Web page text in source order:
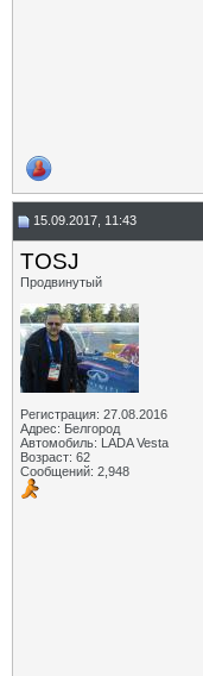
15.09.2017, 11:43
TOSJ
Продвинутый
Регистрация: 27.08.2016
Адрес: Белгород
Автомобиль: LADA Vesta
Возраст: 62
Сообщений: 2,948